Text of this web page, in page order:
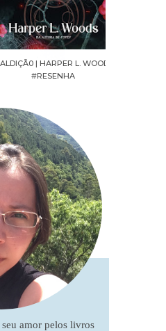
| HARPER L. WOODS
#RESENHA
amor pelos livros